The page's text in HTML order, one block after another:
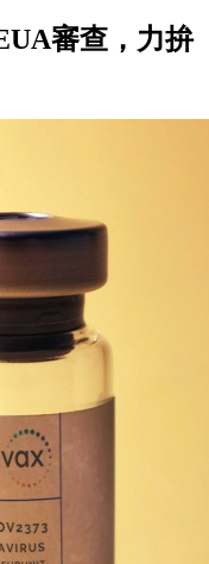
審查，力拚